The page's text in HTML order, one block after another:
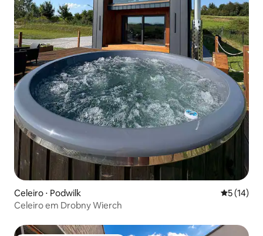
Celeiro ⋅ Podwilk 5 de uma
5 (14)
Celeiro em Drobny Wierch